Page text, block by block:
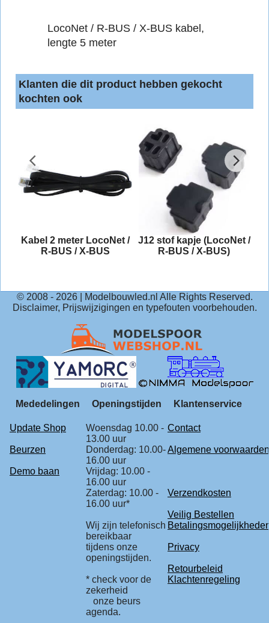
LocoNet / R-BUS / X-BUS kabel,
lengte 5 meter
Klanten die dit product hebben gekocht
kochten ook
Kabel 2 meter LocoNet /
R-BUS / X-BUS
J12 stof kapje (LocoNet /
R-BUS / X-BUS)
© 2008 - 2026| Modelbouwled.nl Alle Rights Reserved.
Disclaimer, Prijswijzigingen en typefouten voorbehouden.
Mededelingen Openingstijden Klantenservice
Update Shop
Woensdag 10.00 -
13.00 uur
Contact
Beurzen
Donderdag: 10.00-
16.00 uur
Algemene voorwaarden
Demo baan
Vrijdag: 10.00 -
16.00 uur
Zaterdag: 10.00 -
16.00 uur*
Verzendkosten
Veilig Bestellen
Wij zijn telefonisch
bereikbaar
tijdens onze
openingstijden.
Privacy
Retourbeleid
* check voor de
zekerheid
Klachtenregeling
onze beurs
agenda.